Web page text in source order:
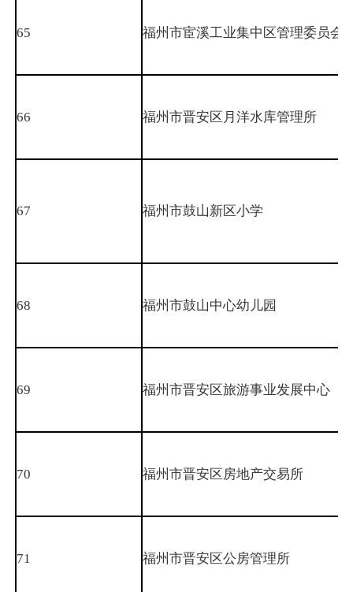
65 福州市宦溪工业集中区管理委员会
66 福州市晋安区月洋水库管理所
67 福州市鼓山新区小学
68 福州市鼓山中心幼儿园
69 福州市晋安区旅游事业发展中心
70 福州市晋安区房地产交易所
71 福州市晋安区公房管理所